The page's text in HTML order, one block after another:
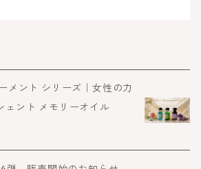
メント シリーズ｜女性の力
ェント メモリーオイル